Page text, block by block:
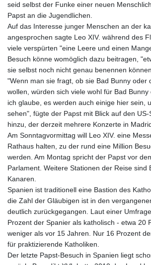
seid selbst der Funke einer neuen
Papst an die Jugendlichen.
Auf das Interesse junger Menschen an der
angesprochen sagte Leo XIV. während des
viele verspürten "eine Leere und einen
Besuch könne womöglich dazu beitragen,
sie selbst noch nicht genau benennen
"Wenn man sie fragt, ob sie Bad Bunny oder
wollen, würden sich viele wohl für Bad Bunny
ich glaube, es werden auch einige hier sein,
sehen", fügte der Papst mit Blick auf den
hinzu, der derzeit mehrere Konzerte in
Am Sonntagvormittag will Leo XIV. eine
Rathaus halten, zu der rund eine Million
werden. Am Montag spricht der Papst vor
Parlament. Weitere Stationen der Reise sind
Kanaren.
Spanien ist traditionell eine Bastion des
die Zahl der Gläubigen ist in den
deutlich zurückgegangen. Laut einer
Prozent der Spanier als katholisch - etwa 20
weniger als vor 15 Jahren. Nur 16 Prozent
für praktizierende Katholiken.
Der letzte Papst-Besuch in Spanien liegt